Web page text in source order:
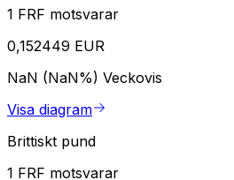
1 FRF motsvarar
0,152449 EUR
NaN (NaN%) Veckovis
Visa diagram
Brittiskt pund
1 FRF motsvarar